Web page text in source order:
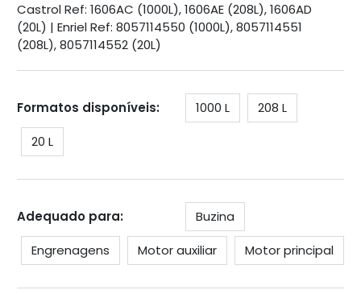
Castrol Ref: 1606AC (1000L), 1606AE (208L), 1606AD
(20L) | Enriel Ref: 8057114550 (1000L), 8057114551
(208L), 8057114552 (20L)
Formatos disponíveis: 1000 L
208 L
20 L
Adequado para:
Buzina
Engrenagens
Motor auxiliar Motor principal